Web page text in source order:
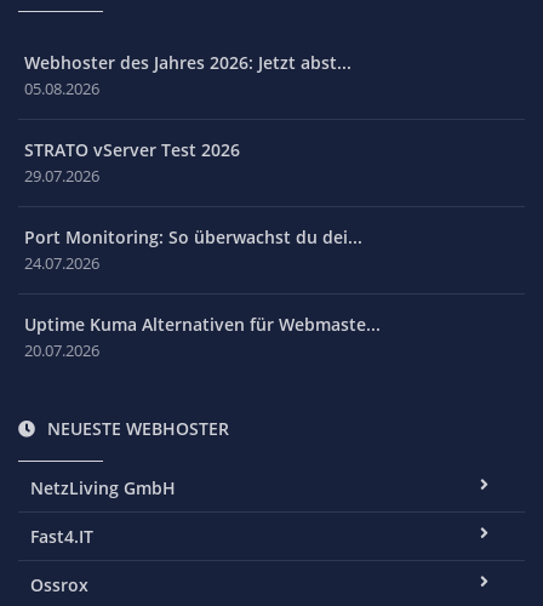
Webhoster des Jahres 2026: Jetzt abst...
05.08.2026
STRATO vServer Test 2026
29.07.2026
Port Monitoring: So überwachst du dei...
24.07.2026
Uptime Kuma Alternativen für Webmaste...
20.07.2026
NEUESTE WEBHOSTER
NetzLiving GmbH
Fast4.IT
Ossrox